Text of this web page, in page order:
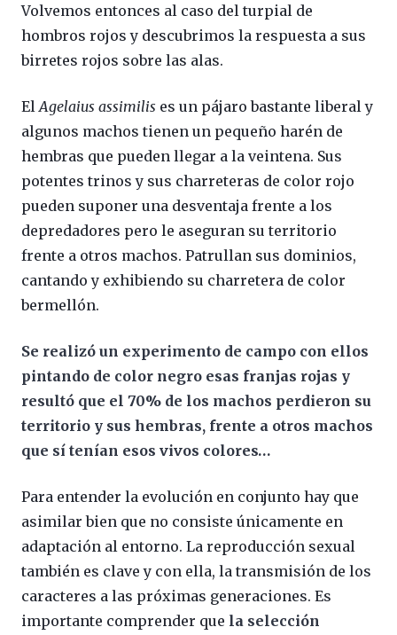
Volvemos entonces al caso del turpial de
hombros rojos y descubrimos la respuesta a sus
birretes rojos sobre las alas.
El Agelaius assimilis es un pájaro bastante liberal y
algunos machos tienen un pequeño harén de
hembras que pueden llegar a la veintena. Sus
potentes trinos y sus charreteras de color rojo
pueden suponer una desventaja frente a los
depredadores pero le aseguran su territorio
frente a otros machos. Patrullan sus dominios,
cantando y exhibiendo su charretera de color
bermellón.
Se realizó un experimento de campo con ellos
pintando de color negro esas franjas rojas y
resultó que el 70% de los machos perdieron su
territorio y sus hembras, frente a otros machos
que sí tenían esos vivos colores…
Para entender la evolución en conjunto hay que
asimilar bien que no consiste únicamente en
adaptación al entorno. La reproducción sexual
también es clave y con ella, la transmisión de los
caracteres a las próximas generaciones. Es
importante comprender que la selección